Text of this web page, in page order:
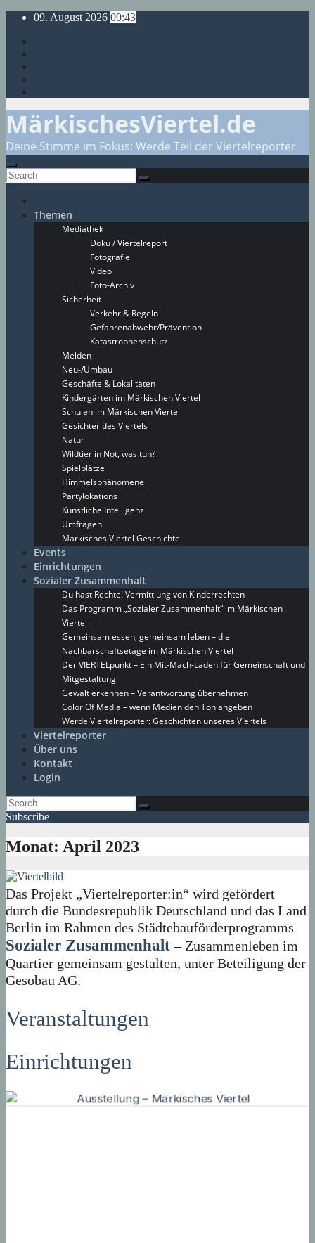
Skip
content
09. August 2026 09:43
MärkischesViertel.de
Deine Stimme im Fokus: Werde Teil der Viertelreporter
Themen
Mediathek
Doku / Viertelreport
Fotografie
Video
Foto-Archiv
Sicherheit
Verkehr & Regeln
Gefahrenabwehr/Prävention
Katastrophenschutz
Melden
Neu-/Umbau
Geschäfte & Lokalitäten
Kindergärten im Märkischen Viertel
Schulen im Märkischen Viertel
Gesichter des Viertels
Natur
Wildtier in Not, was tun?
Spielplätze
Himmelsphänomene
Partylokations
Künstliche Intelligenz
Umfragen
Märkisches Viertel Geschichte
Events
Einrichtungen
Sozialer Zusammenhalt
Du hast Rechte! Vermittlung von Kinderrechten
Das Programm „Sozialer Zusammenhalt“ im Märkischen
Viertel
Gemeinsam essen, gemeinsam leben – die
Nachbarschaftsetage im Märkischen Viertel
Der VIERTELpunkt – Ein Mit-Mach-Laden für Gemeinschaft und
Mitgestaltung
Gewalt erkennen – Verantwortung übernehmen
Color Of Media – wenn Medien den Ton angeben
Werde Viertelreporter: Geschichten unseres Viertels
Viertelreporter
Über uns
Kontakt
Login
Subscribe
Monat: April 2023
Das Projekt „Viertelreporter:in“ wird gefördert
durch die Bundesrepublik Deutschland und das Land
Berlin im Rahmen des Städtebauförderprogramms
Sozialer Zusammenhalt – Zusammenleben im
Quartier gemeinsam gestalten, unter Beteiligung der
Gesobau AG.
Veranstaltungen
Einrichtungen